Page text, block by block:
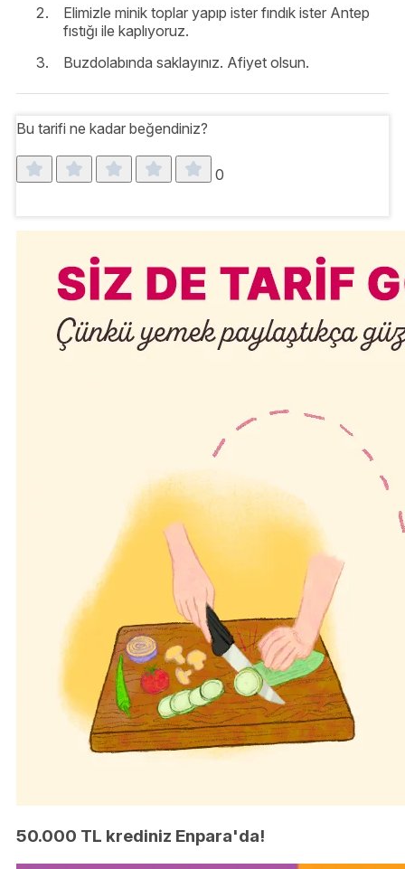
Elimizle minik toplar yapıp ister fındık ister Antep
fıstığı ile kaplıyoruz.
Buzdolabında saklayınız. Afiyet olsun.
Bu tarifi ne kadar beğendiniz?
0
50.000 TL krediniz Enpara'da!